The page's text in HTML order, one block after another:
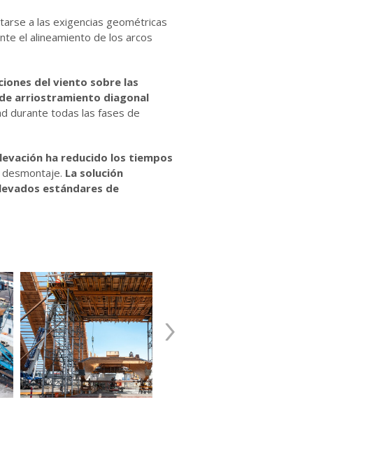
a las exigencias geométricas
el alineamiento de los arcos
del viento sobre las
arriostramiento diagonal
durante todas las fases de
ha reducido los tiempos
La solución
estándares de
›